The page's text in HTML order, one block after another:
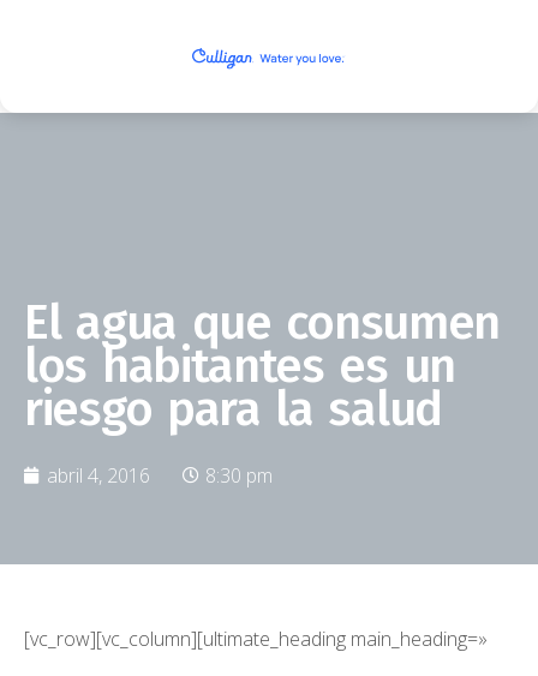
El agua que consumen
los habitantes es un
riesgo para la salud
abril 4, 2016 8:30 pm
[vc_row][vc_column][ultimate_heading main_heading=»